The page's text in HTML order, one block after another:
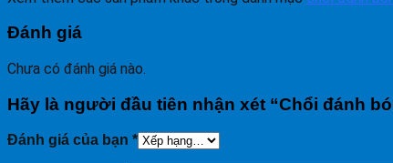
Đánh giá
Chưa có đánh giá nào.
Hãy là người đầu tiên nhận xét “Chổi đánh
Đánh giá của bạn *